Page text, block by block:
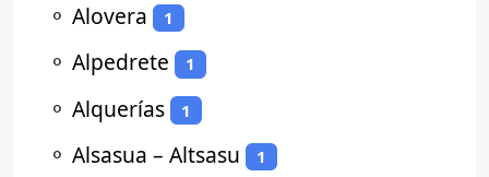
⚬ Alovera 1
⚬ Alpedrete 1
⚬ Alquerías 1
⚬ Alsasua – Altsasu 1